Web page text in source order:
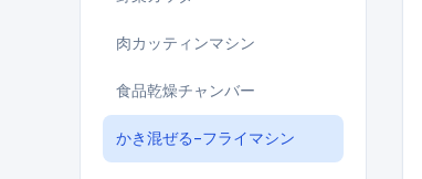
肉カッティンマシン
食品乾燥チャンバー
かき混ぜる-フライマシン